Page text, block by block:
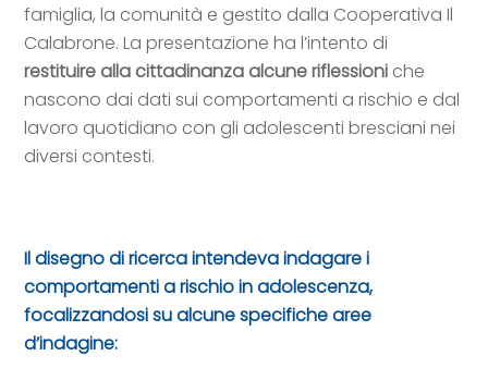
famiglia, la comunità e gestito dalla Cooperativa Il
Calabrone. La presentazione ha l’intento di
restituire alla cittadinanza alcune riflessioni che
nascono dai dati sui comportamenti a rischio e dal
lavoro quotidiano con gli adolescenti bresciani nei
diversi contesti.
Il disegno di ricerca intendeva indagare i
comportamenti a rischio in adolescenza,
focalizzandosi su alcune specifiche aree
d’indagine: